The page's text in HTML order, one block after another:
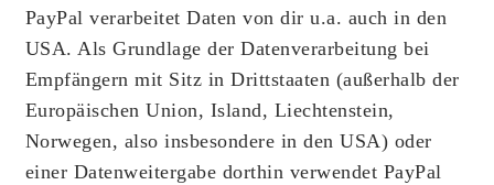
PayPal verarbeitet Daten von dir u.a. auch in den
USA. Als Grundlage der Datenverarbeitung bei
Empfängern mit Sitz in Drittstaaten (außerhalb der
Europäischen Union, Island, Liechtenstein,
Norwegen, also insbesondere in den USA) oder
einer Datenweitergabe dorthin verwendet PayPal